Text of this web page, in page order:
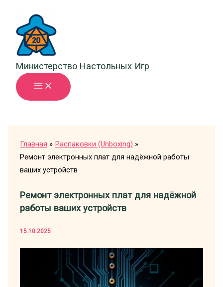
содержимому
Министерство Настольных Игр
Главная
Распаковки (Unboxing)
Ремонт электронных плат для надёжной работы
ваших устройств
Ремонт электронных плат для надёжной
работы ваших устройств
15.10.2025